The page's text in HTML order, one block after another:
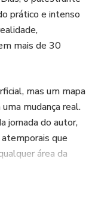
prático e intenso
mais de 30
mas um mapa
mudança real.
jornada do autor,
que
área da